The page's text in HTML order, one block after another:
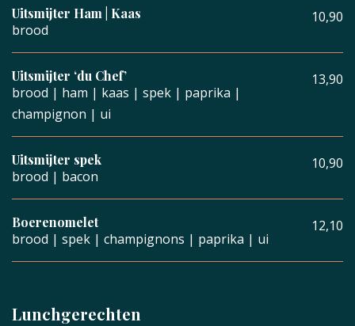
Uitsmijter Ham | Kaas 10,90
brood
Uitsmijter ‘du Chef’ 13,90
brood | ham | kaas | spek | paprika |
champignon | ui
Uitsmijter spek 10,90
brood | bacon
Boerenomelet 12,10
brood | spek | champignons | paprika | ui
Lunchgerechten